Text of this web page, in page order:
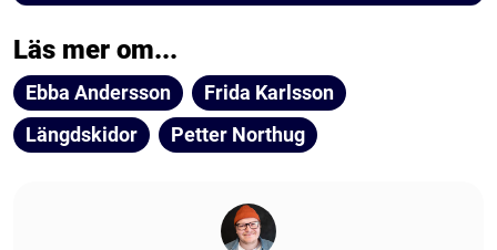
Läs mer om...
Ebba Andersson
Frida Karlsson
Längdskidor
Petter Northug